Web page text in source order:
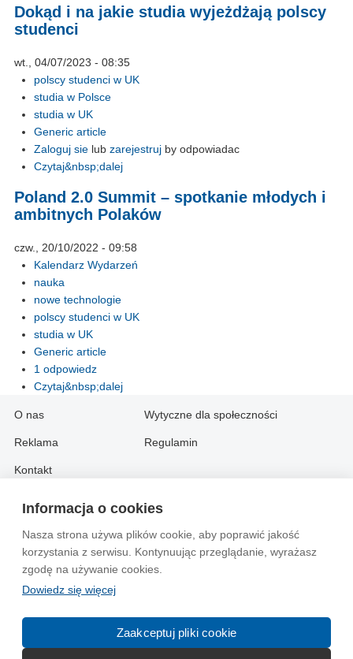
Informacja o cookies
Nasza strona używa plików cookie, aby poprawić jakość
korzystania z serwisu. Kontynuując przeglądanie, wyrażasz
zgodę na używanie cookies.
Dowiedz się więcej
Zaakceptuj pliki cookie
Dokąd i na jakie studia wyjeżdżają polscy
studenci
wt., 04/07/2023 - 08:35
polscy studenci w UK
studia w Polsce
studia w UK
Generic article
Zaloguj sie lub zarejestruj by odpowiadac
Czytaj&nbsp;dalej
Poland 2.0 Summit – spotkanie młodych i
ambitnych Polaków
czw., 20/10/2022 - 09:58
Kalendarz Wydarzeń
nauka
nowe technologie
polscy studenci w UK
studia w UK
Generic article
1 odpowiedz
Czytaj&nbsp;dalej
O nas
Reklama
Kontakt
Wytyczne dla społeczności
Regulamin
Information in English:
About
Advertise
Contact